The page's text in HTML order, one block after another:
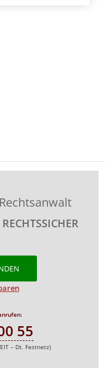
RECHTSSICHER
55
– Dt. Festnetz)